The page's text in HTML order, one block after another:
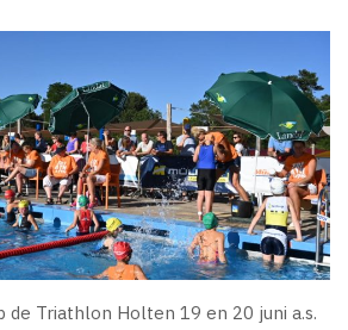
de Triathlon Holten 19 en 20 juni a.s.